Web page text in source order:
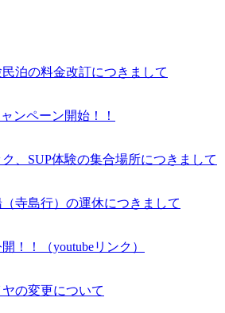
泊の料金改訂につきまして
ンペーン開始！！
、SUP体験の集合場所につきまして
寺島行）の運休につきまして
！！（youtubeリンク）
の変更について